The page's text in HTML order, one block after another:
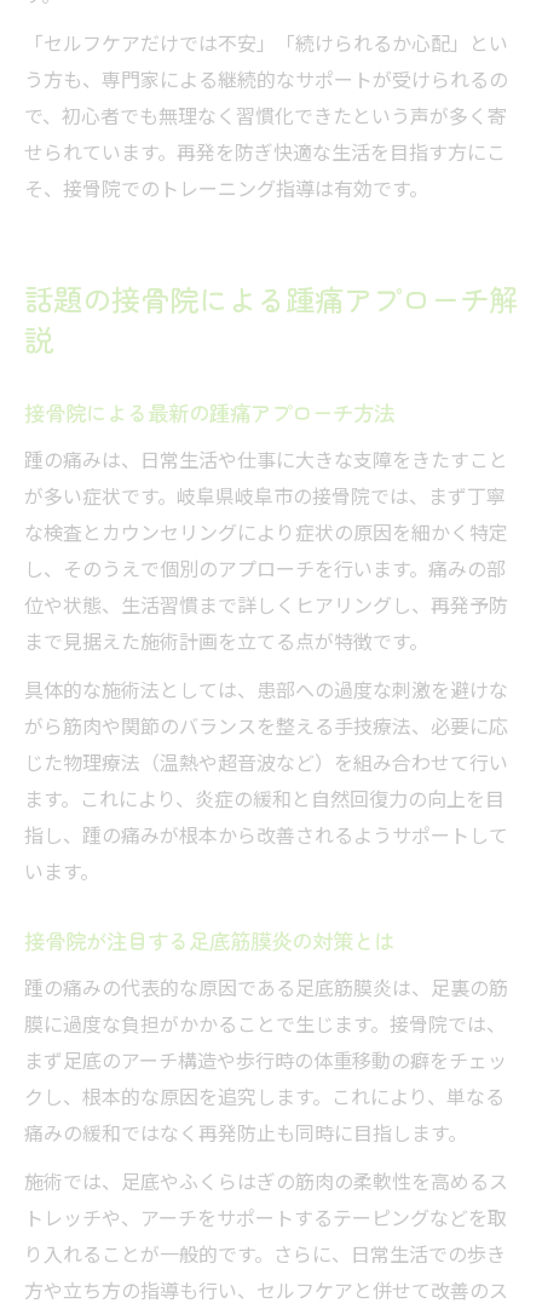
「セルフケアだけでは不安」「続けられるか心配」とい
う方も、専門家による継続的なサポートが受けられるの
で、初心者でも無理なく習慣化できたという声が多く寄
せられています。再発を防ぎ快適な生活を目指す方にこ
そ、接骨院でのトレーニング指導は有効です。
話題の接骨院による踵痛アプローチ解
説
接骨院による最新の踵痛アプローチ方法
踵の痛みは、日常生活や仕事に大きな支障をきたすこと
が多い症状です。岐阜県岐阜市の接骨院では、まず丁寧
な検査とカウンセリングにより症状の原因を細かく特定
し、そのうえで個別のアプローチを行います。痛みの部
位や状態、生活習慣まで詳しくヒアリングし、再発予防
まで見据えた施術計画を立てる点が特徴です。
具体的な施術法としては、患部への過度な刺激を避けな
がら筋肉や関節のバランスを整える手技療法、必要に応
じた物理療法（温熱や超音波など）を組み合わせて行い
ます。これにより、炎症の緩和と自然回復力の向上を目
指し、踵の痛みが根本から改善されるようサポートして
います。
接骨院が注目する足底筋膜炎の対策とは
踵の痛みの代表的な原因である足底筋膜炎は、足裏の筋
膜に過度な負担がかかることで生じます。接骨院では、
まず足底のアーチ構造や歩行時の体重移動の癖をチェッ
クし、根本的な原因を追究します。これにより、単なる
痛みの緩和ではなく再発防止も同時に目指します。
施術では、足底やふくらはぎの筋肉の柔軟性を高めるス
トレッチや、アーチをサポートするテーピングなどを取
り入れることが一般的です。さらに、日常生活での歩き
方や立ち方の指導も行い、セルフケアと併せて改善のス